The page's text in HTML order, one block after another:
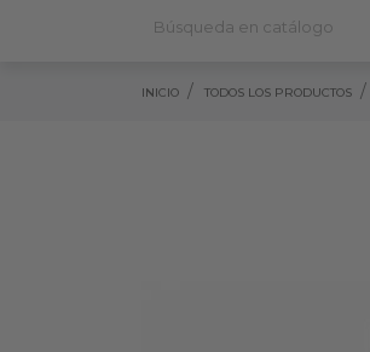
INICIO TODOS LOS PRODUCTOS